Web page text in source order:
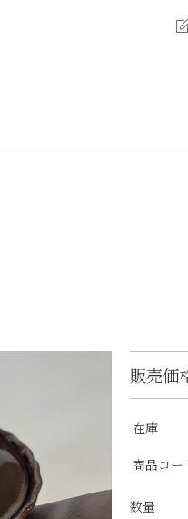
販売価
在庫
商品コー
数量